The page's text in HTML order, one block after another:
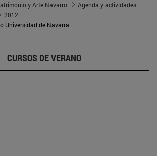
y Arte Navarro
Agenda y actividades
2012
Universidad de Navarra
CURSOS DE VERANO